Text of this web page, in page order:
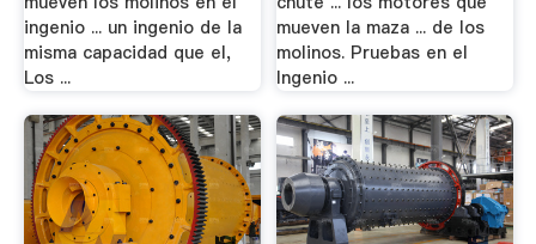
ingenio ... un ingenio de la
misma capacidad que el,
Los ...
mueven la maza ... de los
molinos. Pruebas en el
Ingenio ...